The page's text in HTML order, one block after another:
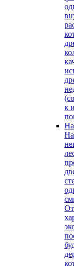
к